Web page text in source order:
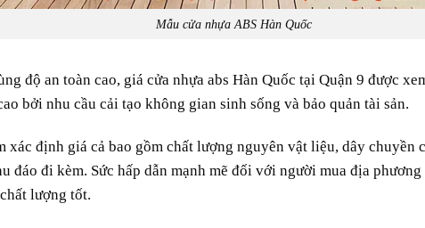
Mẫu cửa nhựa ABS Hàn Quốc
độ an toàn cao, giá cửa nhựa abs Hàn Quốc tại Quận 9 được
bởi nhu cầu cải tạo không gian sinh sống và bảo quảntài sản.
xác định giá cả bao gồmchất lượng nguyên vật liệu, dây chuyền
đáo đi kèm. Sức hấp dẫnmạnh mẽ đối với người mua địa phương
chất lượng tốt.